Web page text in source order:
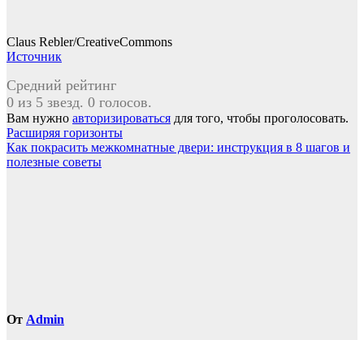
Claus Rebler/CreativeCommons
Источник
Средний рейтинг
0 из 5 звезд. 0 голосов.
Вам нужно авторизироваться для того, чтобы проголосовать.
Навигация
по
Расширяя горизонты
Как покрасить межкомнатные двери: инструкция в 8 шагов и
полезные советы
От Admin